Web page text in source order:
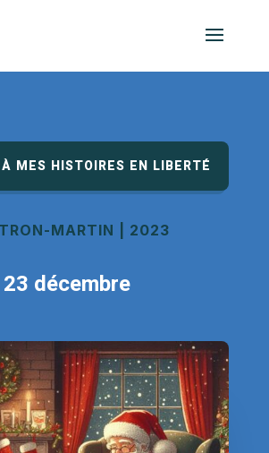
MES HISTOIRES EN LIBERTÉ
MARTIN | 2023
décembre